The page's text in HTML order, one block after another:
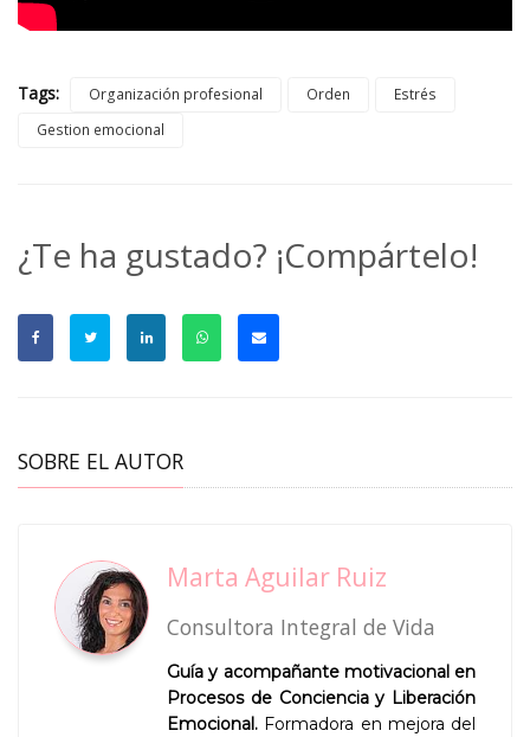
Tags: Organización profesional Orden
Estrés
Gestion emocional
¿Te ha gustado? ¡Compártelo!
SOBRE EL AUTOR
Marta Aguilar Ruiz
Consultora Integral de Vida
Guía y acompañante motivacional en
Procesos de Conciencia y Liberación
Emocional. Formadora en mejora del